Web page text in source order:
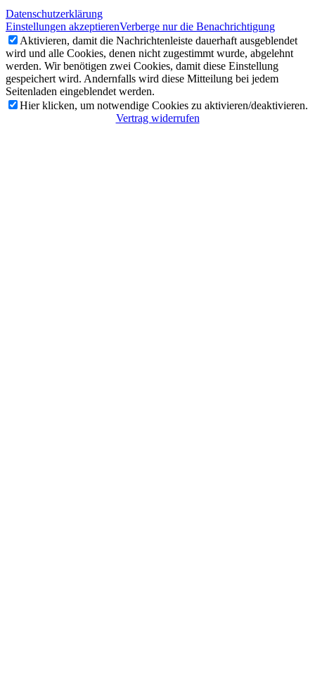
Datenschutzerklärung
Einstellungen akzeptierenVerberge nur die Benachrichtigung
Aktivieren, damit die Nachrichtenleiste dauerhaft ausgeblendet
wird und alle Cookies, denen nicht zugestimmt wurde, abgelehnt
werden. Wir benötigen zwei Cookies, damit diese Einstellung
gespeichert wird. Andernfalls wird diese Mitteilung bei jedem
Seitenladen eingeblendet werden.
Hier klicken, um notwendige Cookies zu aktivieren/deaktivieren.
Vertrag widerrufen